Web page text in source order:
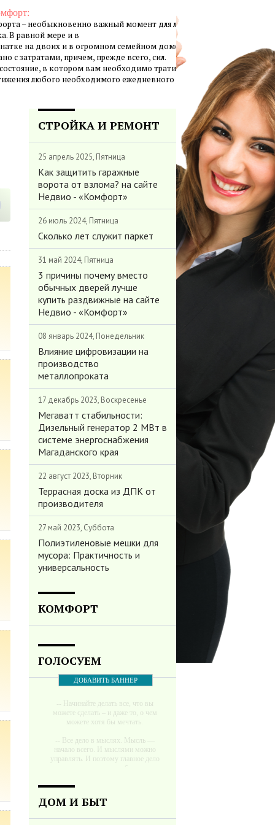
– необыкновенно важный момент для личной жизни
В равной мере и в
на двоих и в огромном семейном доме создание
с затратами, причем, прежде всего, сил.
в котором вам необходимо тратить минимум
любого необходимого ежедневного результата.
СТРОЙКА И РЕМОНТ
25 апрель 2025, Пятница
Как защитить гаражные
ворота от взлома? на сайте
Недвио - «Комфорт»
26 июль 2024, Пятница
Сколько лет служит паркет
31 май 2024, Пятница
3 причины почему вместо
обычных дверей лучше
купить раздвижные на сайте
Недвио - «Комфорт»
08 январь 2024, Понедельник
Влияние цифровизации на
производство
металлопроката
17 декабрь 2023, Воскресенье
Мегаватт стабильности:
Дизельный генератор 2 МВт в
системе энергоснабжения
Магаданского края
22 август 2023, Вторник
Террасная доска из ДПК от
производителя
27 май 2023, Суббота
Полиэтиленовые мешки для
мусора: Практичность и
универсальность
КОМФОРТ
ГОЛОСУЕМ
ДОБАВИТЬ БАННЕР
-- Начинайте делать все, что вы
можете сделать – и даже то, о чем
можете хотя бы мечтать.
-- Все дело в мыслях. Мысль —
начало всего. И мыслями можно
управлять. И поэтому главное дело
мечте. Живите той жизнью, которую
ДОМ И БЫТ